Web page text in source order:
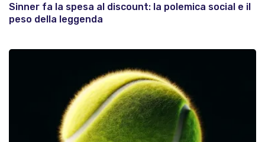
Sinner fa la spesa al discount: la polemica social e il
peso della leggenda